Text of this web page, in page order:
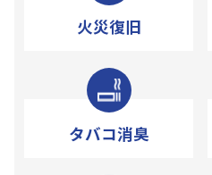
火災復旧
タバコ消臭